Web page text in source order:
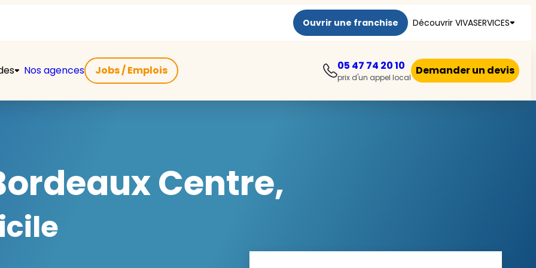
Ouvrir une franchise Découvrir VIVASERVICES
Nos agences Jobs / Emplois 05 47 74 20 10
prix d'un appel local
Demander un devis
Centre,